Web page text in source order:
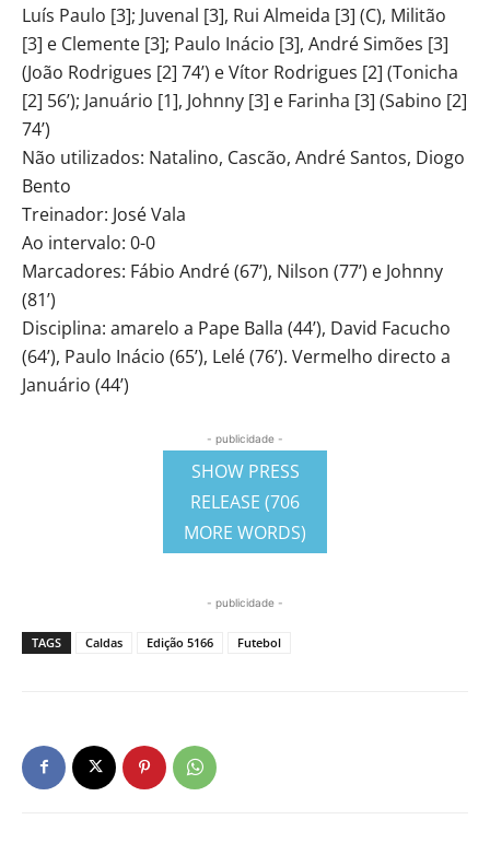
Luís Paulo [3]; Juvenal [3], Rui Almeida [3] (C), Militão
[3] e Clemente [3]; Paulo Inácio [3], André Simões [3]
(João Rodrigues [2] 74’) e Vítor Rodrigues [2] (Tonicha
[2] 56’); Januário [1], Johnny [3] e Farinha [3] (Sabino [2]
74’)
Não utilizados: Natalino, Cascão, André Santos, Diogo
Bento
Treinador: José Vala
Ao intervalo: 0-0
Marcadores: Fábio André (67’), Nilson (77’) e Johnny
(81’)
Disciplina: amarelo a Pape Balla (44’), David Facucho
(64’), Paulo Inácio (65’), Lelé (76’). Vermelho directo a
Januário (44’)
- publicidade -
SHOW PRESS
RELEASE (706
MORE WORDS)
- publicidade -
TAGS Caldas Edição 5166 Futebol